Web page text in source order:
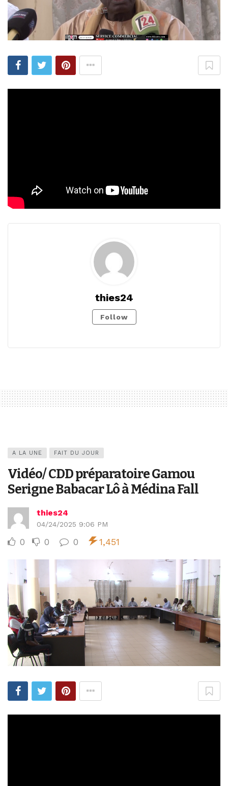
thies24
Follow
A LA UNE FAIT DU JOUR
Vidéo/ CDD préparatoire Gamou
Serigne Babacar Lô à Médina Fall
thies24
04/24/2025 9:06 PM
0 0 0 1,451